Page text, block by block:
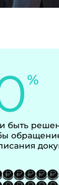
%
быть